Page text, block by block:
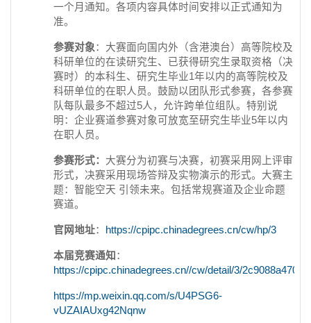
一个月通知。各项内容具体时间安排以正式通知为
准。
参赛对象 ：大赛面向国内外（含港澳台）高等院校及
科研单位的在读研究生、已获得研究生录取资格（决
赛时）的本科生、研究生毕业1年以内的高等院校及
科研单位的在职人员。鼓励以团队形式参赛，各参赛
队每队最多不超过5人，允许跨单位组队。特别说
明：企业赛道参赛对象可放宽至研究生毕业5年以内
在职人员。
参赛形式： 大赛分为初赛与决赛，初赛采用网上评审
形式，决赛采用现场答辩及实物演示的形式。大赛主
题：智能空天 引领未来。包括常规赛道及企业命题
赛道。
官网地址： https://cpipc.chinadegrees.cn/cw/hp/3
本届竞赛通知 ：
https://cpipc.chinadegrees.cn//cw/detail/3/
https://mp.weixin.qq.com/s/U4PSG6-
vUZAIAUxg42Nqnw